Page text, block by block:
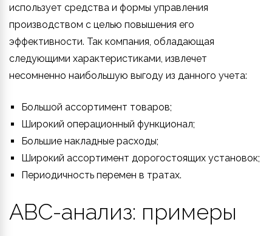
использует средства и формы управления
производством с целью повышения его
эффективности. Так компания, обладающая
следующими характеристиками, извлечет
несомненно наибольшую выгоду из данного учета:
Большой ассортимент товаров;
Широкий операционный функционал;
Большие накладные расходы;
Широкий ассортимент дорогостоящих установок;
Периодичность перемен в тратах.
ABC-анализ: примеры